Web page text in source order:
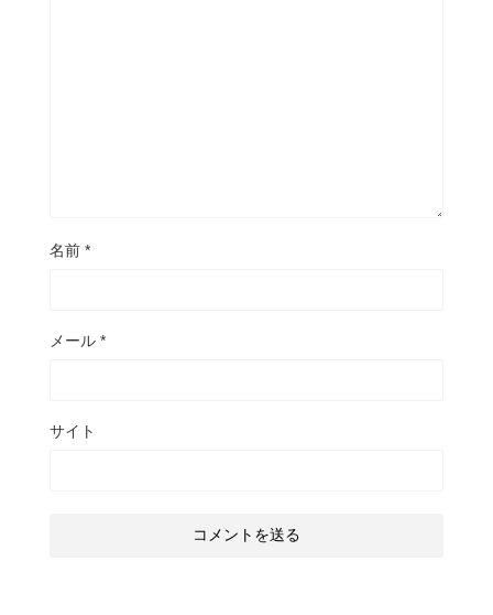
名前 *
メール *
サイト